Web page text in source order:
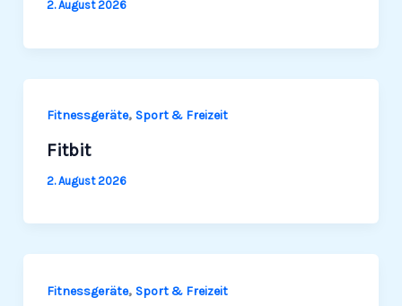
2. August 2026
Fit­ness­ge­räte, Sport & Freizeit
Fitbit
2. August 2026
Fit­ness­ge­räte, Sport & Freizeit